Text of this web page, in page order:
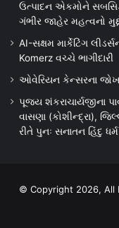
ઉત્પાદન એકમોને
ગંભીર જાહેર મહત્વનો
AI-સક્ષમ માર્કેટિંગ
Komerz વચ્ચે ભાગીદારી
ઓવેરિયન કેન્સરના
પૂજ્ય શંકરાચાર્યજીના
વાસણા (કોશીન્દ્રા),
રીતે પુનઃ સનાતન હિંદુ ધર્મ
© Copyright 2026, All